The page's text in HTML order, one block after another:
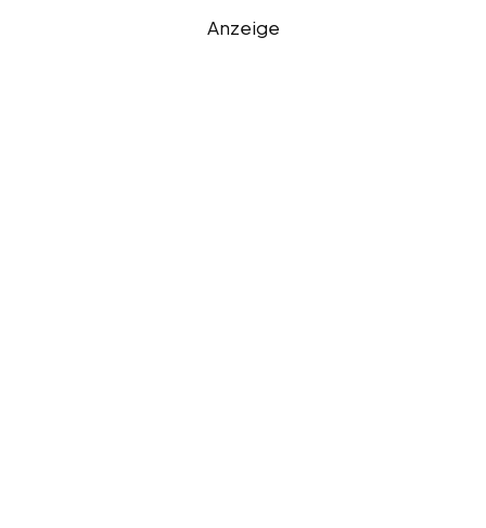
Anzeige